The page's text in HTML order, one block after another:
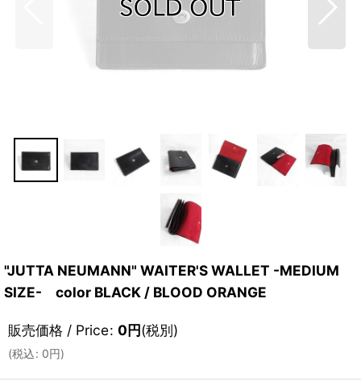
"JUTTA NEUMANN" WAITER'S WALLET -MEDIUM
SIZE- color BLACK / BLOOD ORANGE
販売価格 / Price: 0円(税別)
(税込: 0円)